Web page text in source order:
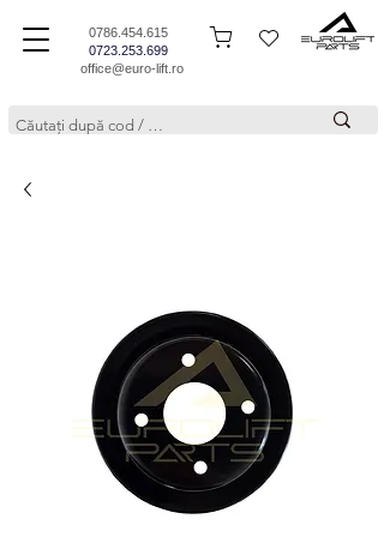
0786.454.615
0723.253.699
office@euro-lift.ro